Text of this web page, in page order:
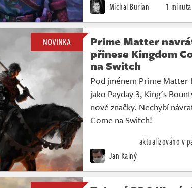
Michal Burian 1 minuta
NOVINKA
Prime Matter
přinese Kingdom
na Switch
Pod jménem Prime Matter
jako Payday 3, King's
nové značky. Nechybí
Come na Switch!
Jan Kalný
aktualizováno v